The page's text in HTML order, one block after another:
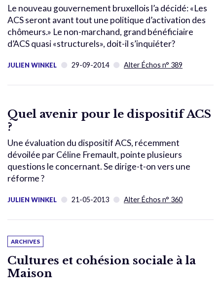
Le nouveau gouvernement bruxellois l’a décidé: «Les
ACS seront avant tout une politique d’activation des
chômeurs.» Le non-marchand, grand bénéficiaire
d’ACS quasi «structurels», doit-il s’inquiéter?
JULIEN WINKEL 29-09-2014 Alter Échos n° 389
Quel avenir pour le dispositif ACS
?
Une évaluation du dispositif ACS, récemment
dévoilée par Céline Fremault, pointe plusieurs
questions le concernant. Se dirige-t-on vers une
réforme ?
JULIEN WINKEL 21-05-2013 Alter Échos n° 360
ARCHIVES
Cultures et cohésion sociale à la
Maison